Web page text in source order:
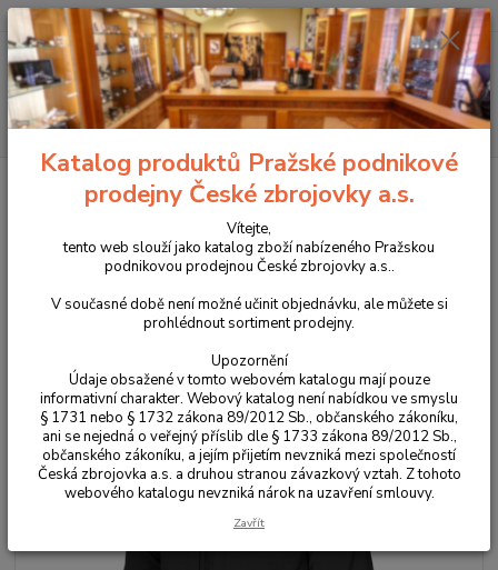
Menu
Hledat
+420 225 375 800
Bunda Helikon Urban Hybrid Softshell Jacket® -
StormStretch® - černá
Bunda Helikon Urban Hybrid
Softshell Jacket® -
StormStretch® - černá
Katalog produktů Pražské podnikové
prodejny České zbrojovky a.s.
Vítejte,
tento web slouží jako katalog zboží nabízeného Pražskou
podnikovou prodejnou České zbrojovky a.s..
V současné době není možné učinit objednávku, ale můžete si
prohlédnout sortiment prodejny.
Upozornění
Údaje obsažené v tomto webovém katalogu mají pouze
informativní charakter. Webový katalog není nabídkou ve smyslu
§ 1731 nebo § 1732 zákona 89/2012 Sb., občanského zákoníku,
ani se nejedná o veřejný příslib dle § 1733 zákona 89/2012 Sb.,
občanského zákoníku, a jejím přijetím nevzniká mezi společností
Česká zbrojovka a.s. a druhou stranou závazkový vztah. Z tohoto
webového katalogu nevzniká nárok na uzavření smlouvy.
Zavřít